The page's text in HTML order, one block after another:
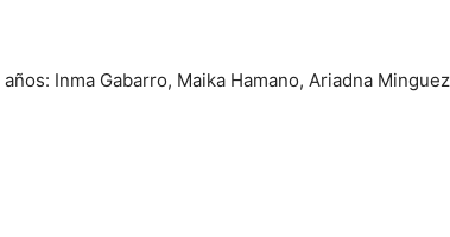
Inma Gabarro, Maika Hamano, Ariadna